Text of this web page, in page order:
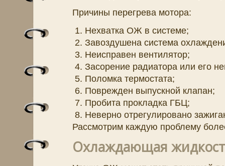
Причины перегрева мотора:
Нехватка ОЖ в системе;
Завоздушена система
Неисправен вентилятор;
Засорение радиатора или его
Поломка термостата;
Поврежден выпускной клапан;
Пробита прокладка ГБЦ;
Неверно отрегулировано
Рассмотрим каждую проблему
Охлаждающая